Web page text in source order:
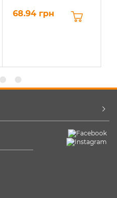
68.94 грн